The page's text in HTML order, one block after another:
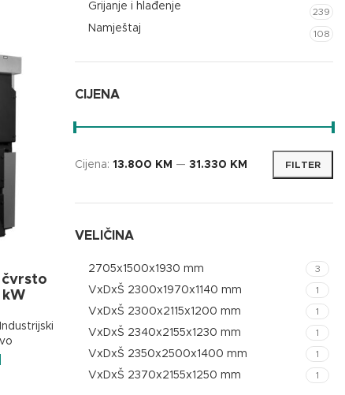
Grijanje i hlađenje 239
Namještaj 108
CIJENA
FILTER
Cijena: 13.800 KM — 31.330 KM
VELIČINA
2705x1500x1930 mm 3
VxDxŠ 2300x1970x1140 mm 1
VxDxŠ 2300x2115x1200 mm 1
VxDxŠ 2340x2155x1230 mm 1
VxDxŠ 2350x2500x1400 mm 1
VxDxŠ 2370x2155x1250 mm 1
čvrsto
Industrijski